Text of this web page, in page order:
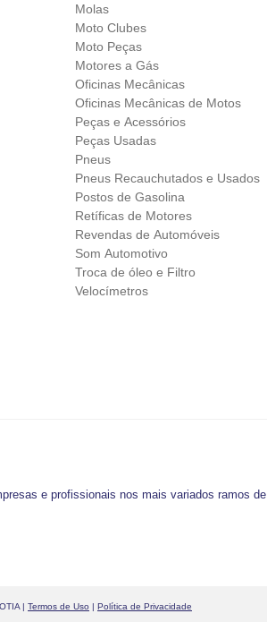
Molas
Moto Clubes
Moto Peças
Motores a Gás
Oficinas Mecânicas
Oficinas Mecânicas de Motos
Peças e Acessórios
Peças Usadas
Pneus
Pneus Recauchutados e Usados
Postos de Gasolina
Retíficas de Motores
Revendas de Automóveis
Som Automotivo
Troca de óleo e Filtro
Velocímetros
e profissionais nos mais variados ramos de
| Termos de Uso | Política de Privacidade